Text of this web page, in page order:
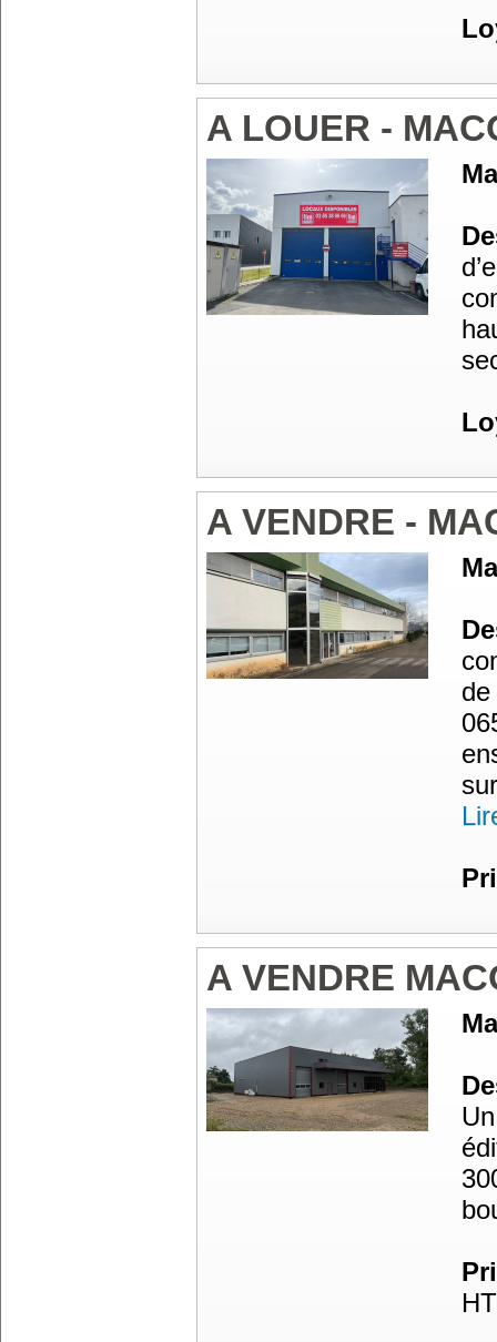
A LOUER -
A VENDRE -
de
A VENDRE
HT